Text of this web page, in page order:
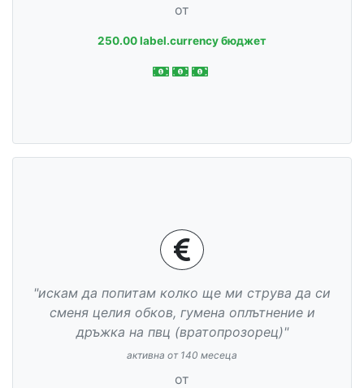
от
250.00 label.currency бюджет
"искам да попитам колко ще ми струва да си
сменя целия обков, гумена оплътнение и
дръжка на пвц (вратопрозорец)"
активна от 140 месеца
от